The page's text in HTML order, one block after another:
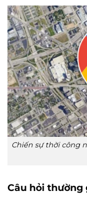
Chiến sự thời công
Câu hỏi thường